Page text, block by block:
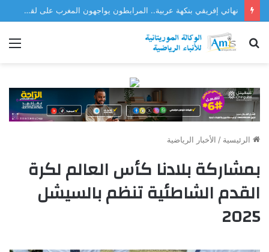
نهائي إفريقي بنكهة عربية.. المرابطون يواجهون المغرب على لقب «كوتيف 2026»
بحث
الرئيسية / الأخبار الرياضية
بمشاركة بلادنا كأس العالم لكرة
القدم الشاطئية تنظم بالسيشل
2025